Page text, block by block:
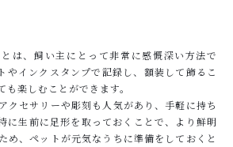
は、飼い主にとって非常に感慨深い方法で
やインクスタンプで記録し、額装して飾るこ
楽しむことができます。
クセサリーや彫刻も人気があり、手軽に持ち
に生前に足形を取っておくことで、より鮮明
め、ペットが元気なうちに準備をしておくと